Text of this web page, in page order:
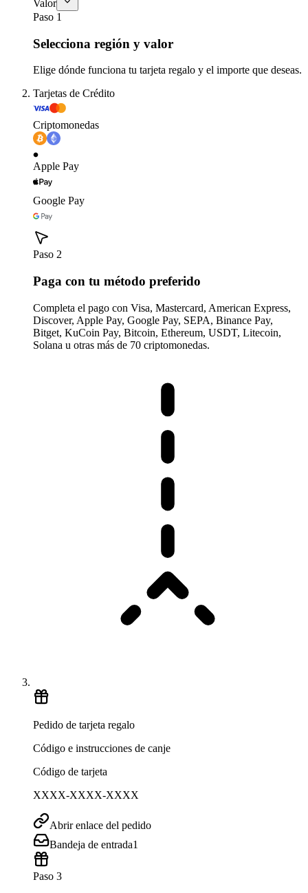
Valor
Paso 1
Selecciona región y valor
Elige dónde funciona tu tarjeta regalo y el importe que deseas.
Tarjetas de Crédito
Criptomonedas
Apple Pay
Google Pay
Paso 2
Paga con tu método preferido
Completa el pago con Visa, Mastercard, American Express,
Discover, Apple Pay, Google Pay, SEPA, Binance Pay,
Bitget, KuCoin Pay, Bitcoin, Ethereum, USDT, Litecoin,
Solana u otras más de 70 criptomonedas.
Pedido de tarjeta regalo
Código e instrucciones de canje
Código de tarjeta
XXXX-XXXX-XXXX
Abrir enlace del pedido
Bandeja de entrada1
Paso 3